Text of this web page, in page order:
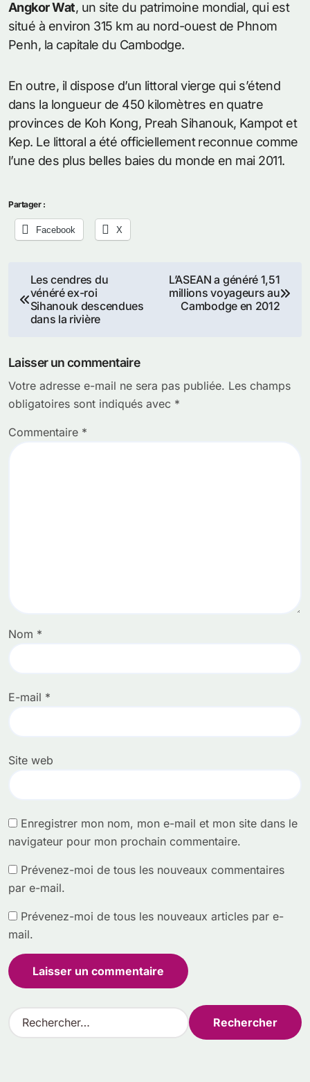
Angkor Wat, un site du patrimoine mondial, qui est
situé à environ 315 km au nord-ouest de Phnom
Penh, la capitale du Cambodge.
En outre, il dispose d’un littoral vierge qui s’étend
dans la longueur de 450 kilomètres en quatre
provinces de Koh Kong, Preah Sihanouk, Kampot et
Kep. Le littoral a été officiellement reconnue comme
l’une des plus belles baies du monde en mai 2011.
Partager :
Facebook X
Navigation
de
Les cendres du
vénéré ex-roi
Sihanouk descendues
dans la rivière
L’ASEAN a généré 1,51
millions voyageurs au
Cambodge en 2012
Laisser un commentaire
Votre adresse e-mail ne sera pas publiée. Les champs
obligatoires sont indiqués avec *
Commentaire *
Nom *
E-mail *
Site web
Enregistrer mon nom, mon e-mail et mon site dans le
navigateur pour mon prochain commentaire.
Prévenez-moi de tous les nouveaux commentaires
par e-mail.
Prévenez-moi de tous les nouveaux articles par e-
mail.
R
e